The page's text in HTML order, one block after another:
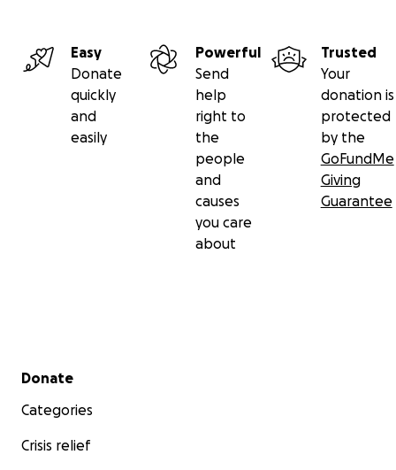
Easy
Donate
quickly
and
easily
Powerful
Send
help
right to
the
people
and
causes
you care
about
Trusted
Your
donation is
protected
by the
GoFundMe
Giving
Guarantee
Secondary menu
Donate
Categories
Crisis relief